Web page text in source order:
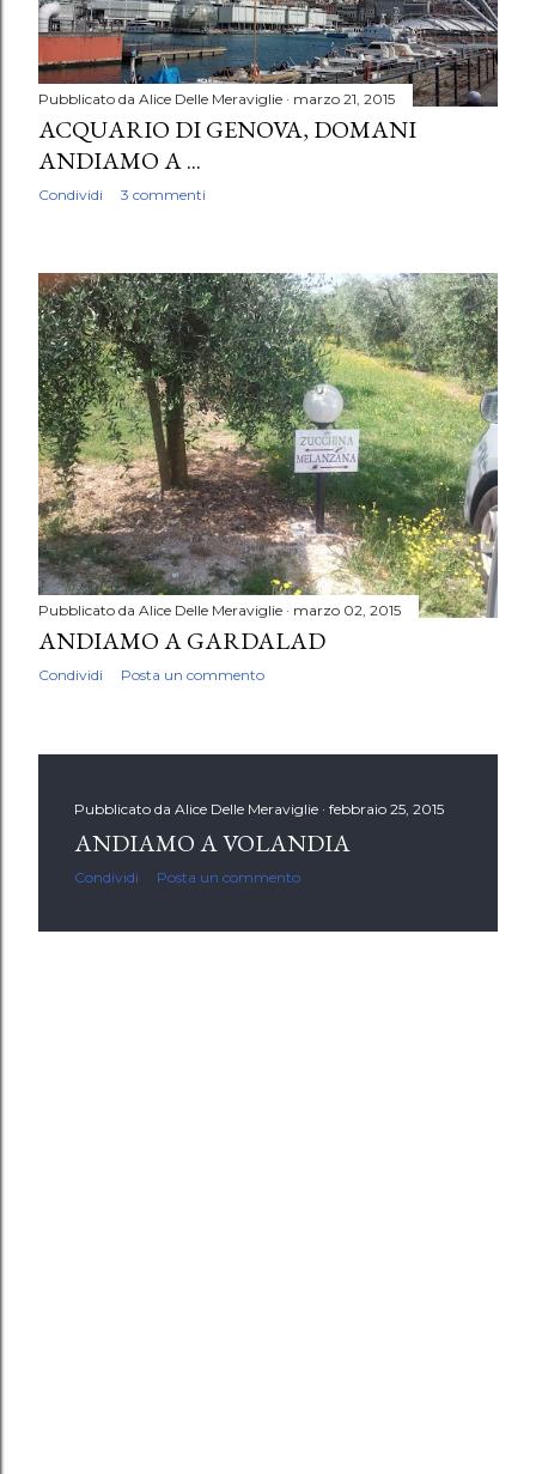
Pubblicato da Alice Delle Meraviglie marzo 21, 2015
ACQUARIO DI GENOVA, DOMANI
ANDIAMO A ...
Condividi 3 commenti
Pubblicato da Alice Delle Meraviglie marzo 02, 2015
ANDIAMO A GARDALAD
Condividi Posta un commento
Pubblicato da Alice Delle Meraviglie febbraio 25, 2015
ANDIAMO A VOLANDIA
Condividi Posta un commento